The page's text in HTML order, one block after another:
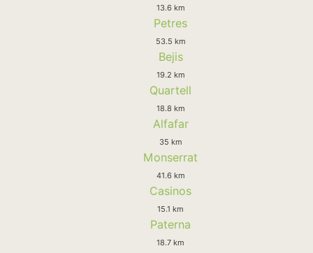
13.6 km
Petres
53.5 km
Bejis
19.2 km
Quartell
18.8 km
Alfafar
35 km
Monserrat
41.6 km
Casinos
15.1 km
Paterna
18.7 km